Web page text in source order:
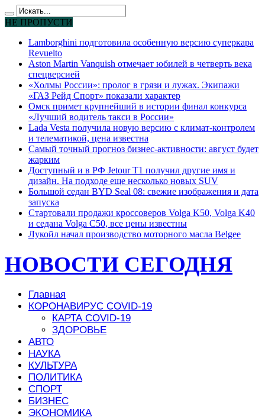
НЕ ПРОПУСТИ
Lamborghini подготовила особенную версию суперкара
Revuelto
Aston Martin Vanquish отмечает юбилей в четверть века
спецверсией
«Холмы России»: пролог в грязи и лужах. Экипажи
«ГАЗ Рейд Спорт» показали характер
Омск примет крупнейший в истории финал конкурса
«Лучший водитель такси в России»
Lada Vesta получила новую версию с климат-контролем
и телематикой, цена известна
Самый точный прогноз бизнес-активности: август будет
жарким
Доступный и в РФ Jetour T1 получил другие имя и
дизайн. На подходе еще несколько новых SUV
Большой седан BYD Seal 08: свежие изображения и дата
запуска
Стартовали продажи кроссоверов Volga K50, Volga K40
и седана Volga C50, все цены известны
Лукойл начал производство моторного масла Belgee
НОВОСТИ СЕГОДНЯ
Главная
КОРОНАВИРУС COVID-19
КАРТА COVID-19
ЗДОРОВЬЕ
АВТО
НАУКА
КУЛЬТУРА
ПОЛИТИКА
СПОРТ
БИЗНЕС
ЭКОНОМИКА